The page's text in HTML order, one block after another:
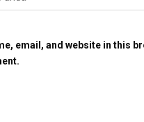
email, and website in this